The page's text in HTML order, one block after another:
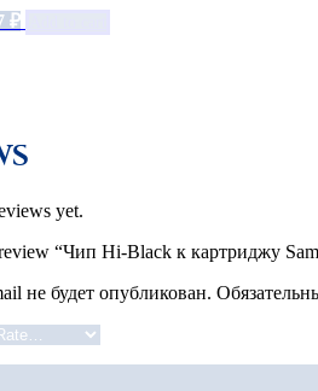
₽
yet.
“Чип Hi-Black к картриджу
не будет опубликован.